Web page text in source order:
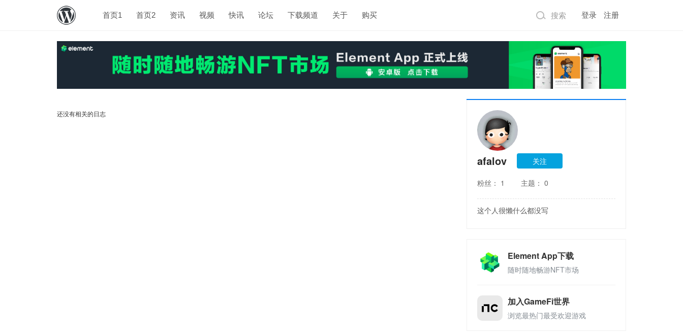
首页1 首页2 资讯 视频 快讯 论坛 下载频道 关于 购买 登录 注册
搜索
afalov 关注
粉丝： 1 主题： 0
这个人很懒什么都没写
Element App下载
随时随地畅游NFT市场
加入GameFi世界
浏览最热门最受欢迎游戏
还没有相关的日志